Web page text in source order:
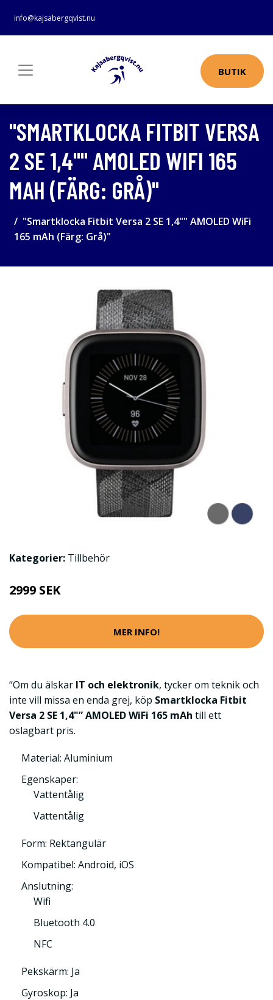
info@kajsabergqvist.nu
BUTIK
"SMARTKLOCKA FITBIT VERSA
2 SE 1,4"" AMOLED WIFI 165
MAH (FÄRG: GRÅ)"
"Smartklocka Fitbit Versa 2 SE 1,4"" AMOLED WiFi
165 mAh (Färg: Grå)"
Kategorier: Tillbehör
2999 SEK
MER INFO!
“Om du älskar IT och elektronik, tycker om teknik och
inte vill missa en enda grej, köp Smartklocka Fitbit
Versa 2 SE 1,4"” AMOLED WiFi 165 mAh till ett
oslagbart pris.
Material: Aluminium
Egenskaper:
Vattentålig
Vattentålig
Form: Rektangulär
Kompatibel: Android, iOS
Anslutning:
Wifi
Bluetooth 4.0
NFC
Pekskärm: Ja
Gyroskop: Ja